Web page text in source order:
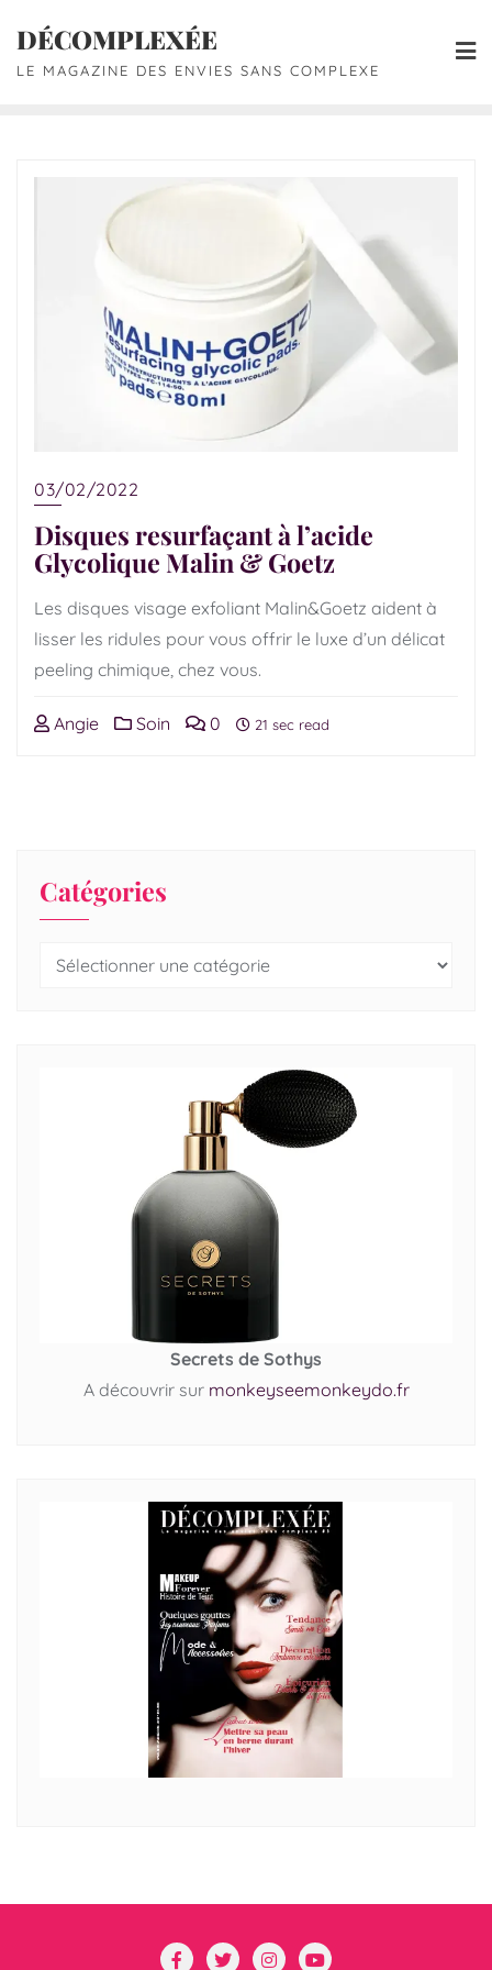
DÉCOMPLEXÉE
LE MAGAZINE DES ENVIES SANS COMPLEXE
03/02/2022
Disques resurfaçant à l’acide
Glycolique Malin & Goetz
Les disques visage exfoliant Malin&Goetz aident à
lisser les ridules pour vous offrir le luxe d’un délicat
peeling chimique, chez vous.
Angie Soin 0 21 sec read
Catégories
Secrets de Sothys
A découvrir sur monkeyseemonkeydo.fr